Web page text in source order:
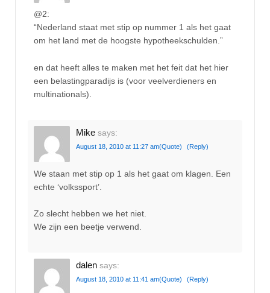
@2:
“Nederland staat met stip op nummer 1 als het gaat
om het land met de hoogste hypotheekschulden.”
en dat heeft alles te maken met het feit dat het hier
een belastingparadijs is (voor veelverdieners en
multinationals).
Mike says:
August 18, 2010 at 11:27 am(Quote) (Reply)
We staan met stip op 1 als het gaat om klagen. Een
echte ‘volkssport’.
Zo slecht hebben we het niet.
We zijn een beetje verwend.
dalen says:
August 18, 2010 at 11:41 am(Quote) (Reply)